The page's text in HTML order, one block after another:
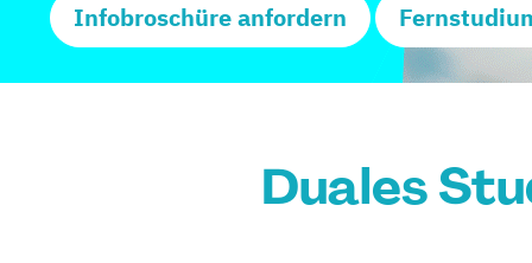
Infobroschüre anfordern
Duales